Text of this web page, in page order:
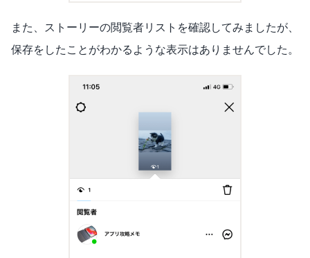
また、ストーリーの閲覧者リストを確認してみましたが、
保存をしたことがわかるような表示はありませんでした。